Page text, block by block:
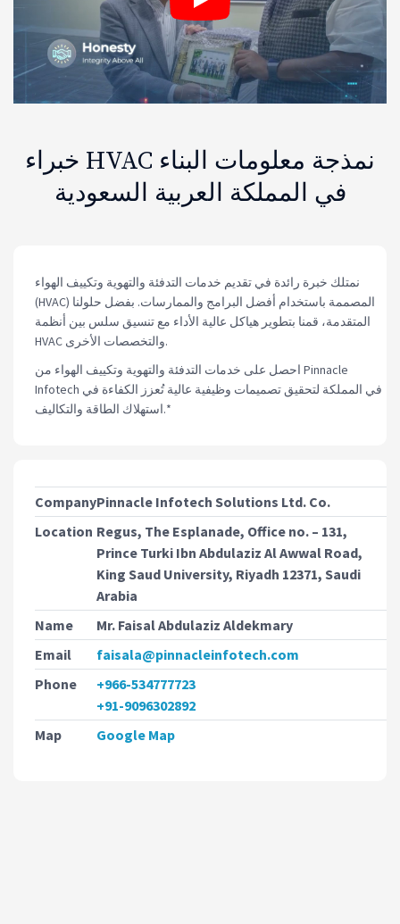
خبراء HVAC نمذجة معلومات البناء
في المملكة العربية السعودية
نمتلك خبرة رائدة في تقديم خدمات التدفئة والتهوية وتكييف الهواء
(HVAC) المصممة باستخدام أفضل البرامج والممارسات. بفضل حلولنا
المتقدمة، قمنا بتطوير هياكل عالية الأداء مع تنسيق سلس بين أنظمة
HVAC والتخصصات الأخرى.
احصل على خدمات التدفئة والتهوية وتكييف الهواء من Pinnacle
Infotech في المملكة لتحقيق تصميمات وظيفية عالية تُعزز الكفاءة في
استهلاك الطاقة والتكاليف.*
CompanyPinnacle Infotech Solutions Ltd. Co.
Location Regus, The Esplanade, Office no. – 131,
Prince Turki Ibn Abdulaziz Al Awwal Road,
King Saud University, Riyadh 12371, Saudi
Arabia
Name
Mr. Faisal Abdulaziz Aldekmary
Email
faisala@pinnacleinfotech.com
Phone
+966-534777723
+91-9096302892
Map
Google Map